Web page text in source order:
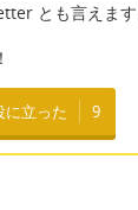
とも言えます
に立った 9